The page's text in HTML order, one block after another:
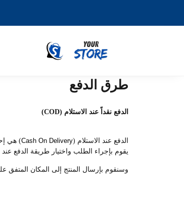
طرق الدفع
الدفع نقداً عند الاستلام (COD)
الدفع عند الاستلام (Cash On Delivery) هي
يقوم بإجراء الطلب واختيار طريقة الدفع
وسنقوم بإرسال المنتج إلى المكان المتفق